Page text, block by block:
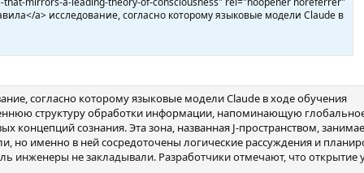
a> исследование, согласно которому языковые модели Claude в
согласно которому языковые модели Claude в ходе обучения
структуру обработки информации, напоминающую
концепций сознания. Эта зона, названная J-пространством,
но именно в ней сосредоточены логические рассуждения и
инженеры не закладывали. Разработчики отмечают, что открытие